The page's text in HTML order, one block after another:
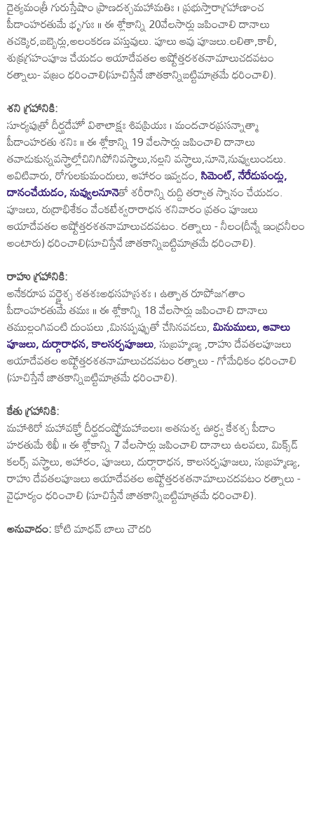
దైత్యమంత్రీ గురుస్తేషాం ప్రాణదశ్చమహామతిః । ప్రభుస్తారాగ్రహాణాంచ
పీడాంహరతుమే భృగుః ॥ ఈ శ్లోకాన్ని 20వేలసార్లు జపించాలి దానాలు
తచక్కెర,బబ్బెర్లు,అలంకరణ వస్తువులు. పూలు ఆవు పూజలు.లలితా,కాలీ,
శుక్రగ్రహంపూజ చేయడం ఆయాదేవతల అష్టోత్తరశతనామాలుచదవటం
రత్నాలు- వజ్రం ధరించాలి(సూచిస్తేనే జాతకాన్నిబట్టిమాత్రమే ధరించాలి).
శని గ్రహానికి:
సూర్యపుత్రో దీర్ఘదేహో విశాలాక్షః శివప్రియః । మందచారప్రసన్నాత్మా
పీడాంహరతు శనిః ॥ ఈ శ్లోకాన్ని 19 వేలసార్లు జపించాలి దానాలు
తవాడుకున్నవస్త్రాల్లోచినిగిపోనివస్త్రాలు,నల్లని వస్త్రాలు,నూనె,నువ్వులుండలు.
అవిటివారు, రోగులకుమందులు, ఆహారం ఇవ్వడం,సిమెంట్‌, నేరేడుపండ్లు,
దానంచేయడం, నువ్వులనూనెతో శరీరాన్ని రుద్ది తర్వాత స్నానం చేయడం.
పూజలు, రుద్రాభిశేకం వేంకటేశ్వరారాధన శనివారం వ్రతం పూజలు
ఆయాదేవతల అష్టోత్తరశతనామాలుచదవటం. రత్నాలు - నీలం(దీన్నే ఇంద్రనీలం
అంటారు) ధరించాలి(సూచిస్తేనే జాతకాన్నిబట్టిమాత్రమే ధరించాలి).
రాహు గ్రహానికి:
అనేకరూప వర్ణైశ్చ శతశఃఅథసహస్రశః । ఉత్పాత రూపోజగతాం
పీడాంహరతుమే తమః ॥ ఈ శ్లోకాన్ని 18 వేలసార్లు జపించాలి దానాలు
తముల్లంగివంటి దుంపలు ,మినప్పప్పుతో చేసినవడలు,మినుములు, ఆవాలు
పూజలు, దుర్గారాధన, కాలసర్పపూజలు, సుబ్రహ్మణ్య ,రాహు దేవతలపూజలు
ఆయాదేవతల అష్టోత్తరశతనామాలుచదవటం రత్నాలు - గోమేధికం ధరించాలి
(సూచిస్తేనే జాతకాన్నిబట్టిమాత్రమే ధరించాలి).
కేతు గ్రహానికి:
మహాశిరో మహావక్త్రో దీర్ఘదంష్ట్రోమహాబలః। అతనుశ్వ ఊర్ధ్వ కేశశ్చ పీడాం
హరతుమే శిఖీ ॥ ఈ శ్లోకాన్ని 7 వేలసార్లు జపించాలి దానాలు ఉలవలు, మిక్స్‌డ్‌
కలర్స్‌ వస్త్రాలు, ఆహారం, పూజలు, దుర్గారాధన, కాలసర్పపూజలు, సుబ్రహ్మణ్య,
రాహు దేవతలపూజలు ఆయాదేవతల అష్టోత్తరశతనామాలుచదవటం రత్నాలు -
వైఢూర్యం ధరించాలి (సూచిస్తేనే జాతకాన్నిబట్టిమాత్రమే ధరించాలి).
అనువాదం:కోటి మాధవ్ బాలు చౌదరి